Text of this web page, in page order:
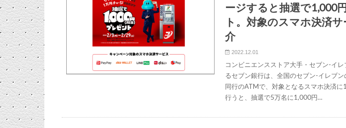
ージすると抽選で1,000
ト。対象のスマホ決済
介
2022.12.01
コンビニエンスストア大手・セブン-イ
るセブン銀行は、全国のセブン-イレブ
同行のATMで、対象となるスマホ決済
行うと、抽選で5万名に1,000円…